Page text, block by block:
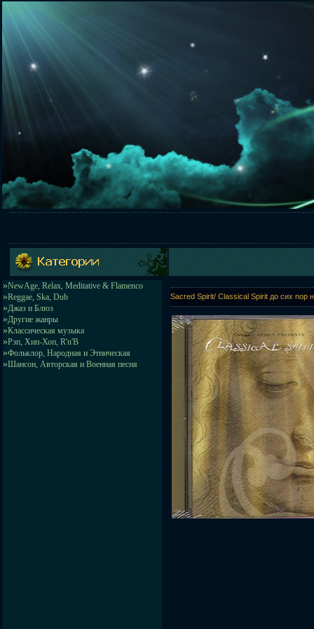
»NewAge, Relax, Meditative & Flamenco
»Reggae, Ska, Dub
»Джаз и Блюз
»Другие жанры
»Классическая музыка
»Рэп, Хип-Хоп, R'n'B
»Фольклор, Народная и Этническая
»Шансон, Авторская и Военная песня
Sacred Spirit/ Classical Spirit до сих